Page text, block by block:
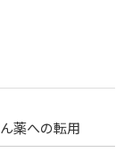
薬への転用